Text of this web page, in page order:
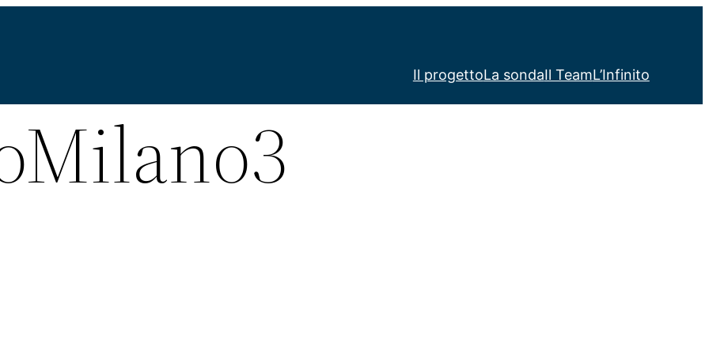
Il progettoLa sondaIl TeamL’Infinito